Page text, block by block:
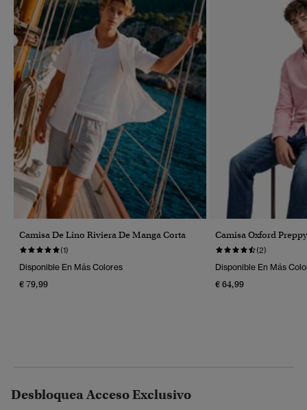
Camisa De Lino Riviera De Manga Corta
(1)
Disponible En Más Colores
€ 79,99
Camisa Oxford
(2)
Disponible En Más
€ 64,99
Desbloquea Acceso Exclusivo